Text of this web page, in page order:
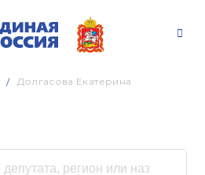
Долгасова Екатерина